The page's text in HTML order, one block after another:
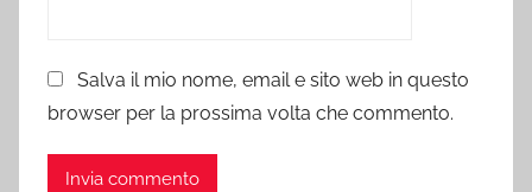
Salva il mio nome, email e sito web in questo
browser per la prossima volta che commento.